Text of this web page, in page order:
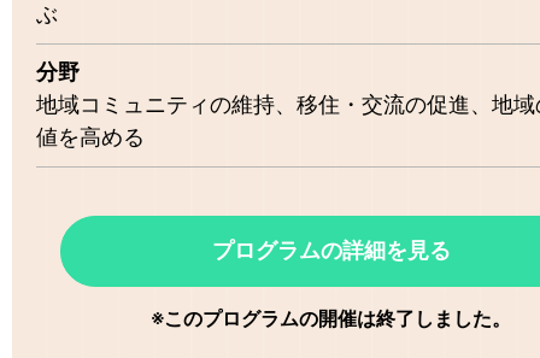
ぶ
分野
地域コミュニティの維持
移住・交流の促進
地域
値を高める
プログラムの詳細を見る
※このプログラムの開催は終了しました。